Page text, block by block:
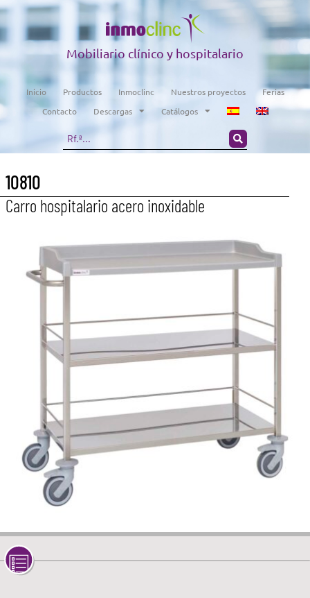
Mobiliario clínico y hospitalario
Inicio Productos Inmoclinc Nuestros proyectos
Ferias
Contacto
Descargas Catálogos
10810
Carro hospitalario acero inoxidable